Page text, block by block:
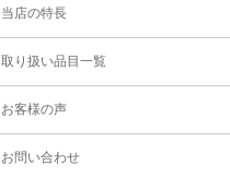
当店の特長
取り扱い品目一覧
お客様の声
お問い合わせ